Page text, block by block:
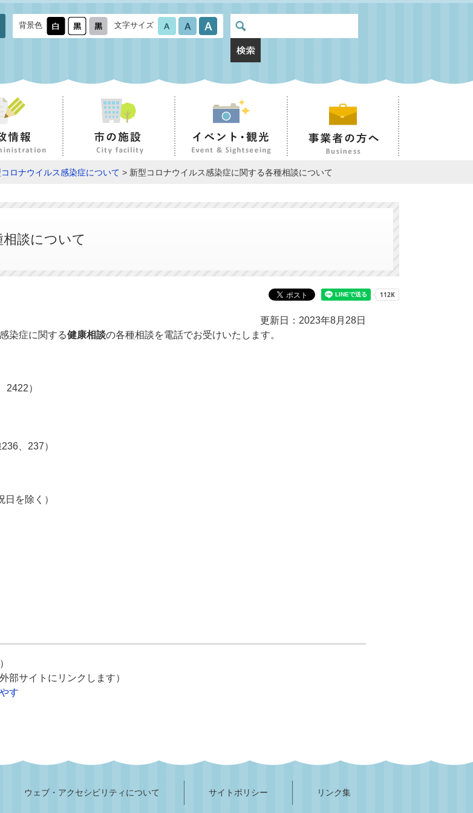
背景色 文字サイズ
ロナウイルス感染症について > 新型コロナウイルス感染症に関する各種相談について
談について
更新日：2023年8月28日
染症に関する健康相談の各種相談を電話でお受けいたします。
）
、237）
を除く）
外部サイトにリンクします）
す
ウェブ・アクセシビリティについて サイトポリシー リンク集